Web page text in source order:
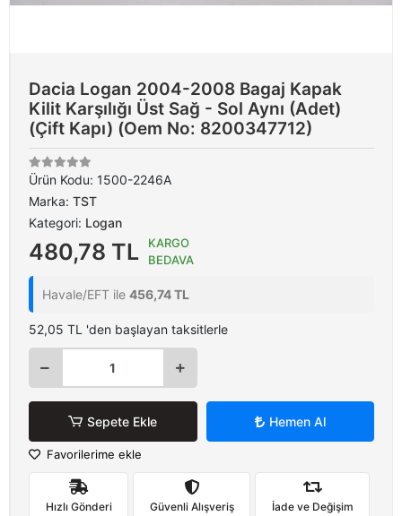
Dacia Logan 2004-2008 Bagaj Kapak
Kilit Karşılığı Üst Sağ - Sol Aynı (Adet)
(Çift Kapı) (Oem No: 8200347712)
Ürün Kodu: 1500-2246A
Marka: TST
Kategori: Logan
480,78 TL
KARGO
BEDAVA
Havale/EFT ile 456,74 TL
52,05 TL 'den başlayan taksitlerle
Sepete Ekle Hemen Al
Favorilerime ekle
Hızlı Gönderi Güvenli Alışveriş İade ve Değişim